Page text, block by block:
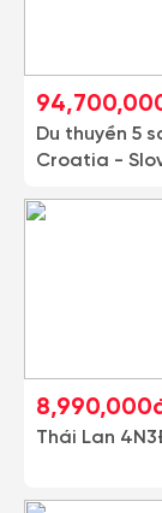
Du thuyền 5
Croatia -
Thái Lan